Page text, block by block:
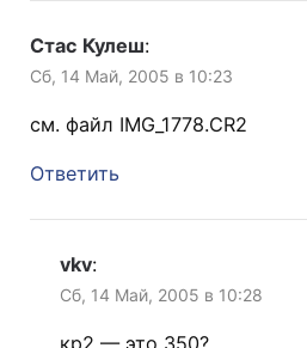
Стас Кулеш:
Сб, 14 Май, 2005 в 10:23
см. файл IMG_1778.CR2
Ответить
vkv:
Сб, 14 Май, 2005 в 10:28
кр2 — это 350?